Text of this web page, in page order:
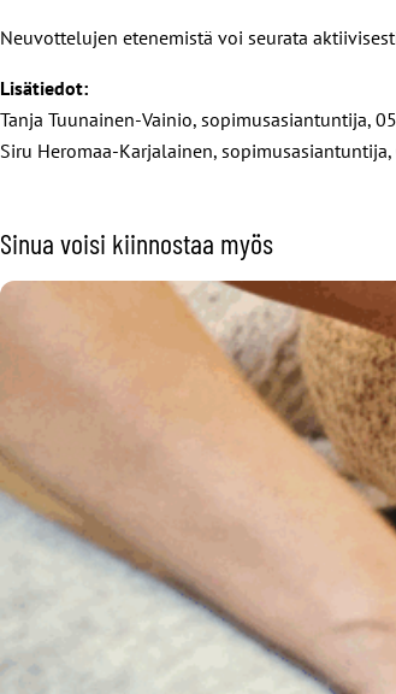
Neuvottelujen etenemistä voi seurata
Lisätiedot:
Tanja Tuunainen-Vainio, sopimusasiantuntija,
Siru Heromaa-Karjalainen,
Sinua voisi kiinnostaa myös